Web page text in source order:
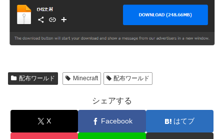
配布ワールド Minecraft 配布ワールド
シェアする
X Facebook はてブ